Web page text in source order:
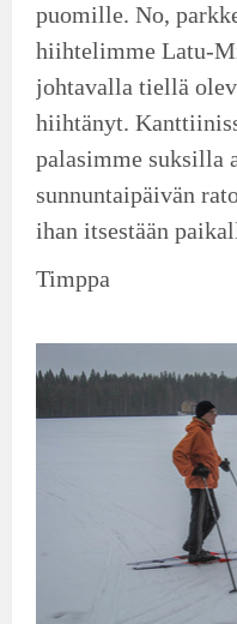
puomille. No,
hiihtelimme Latu-
johtavalla tiellä
hiihtänyt.
palasimme
sunnuntaipäivän
ihan itsestään
Timppa